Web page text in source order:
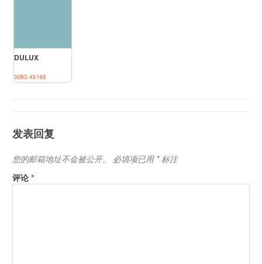
DULUX
30BG 43/163
发表回复
您的邮箱地址不会被公开。 必填项已用 *标注
评论*